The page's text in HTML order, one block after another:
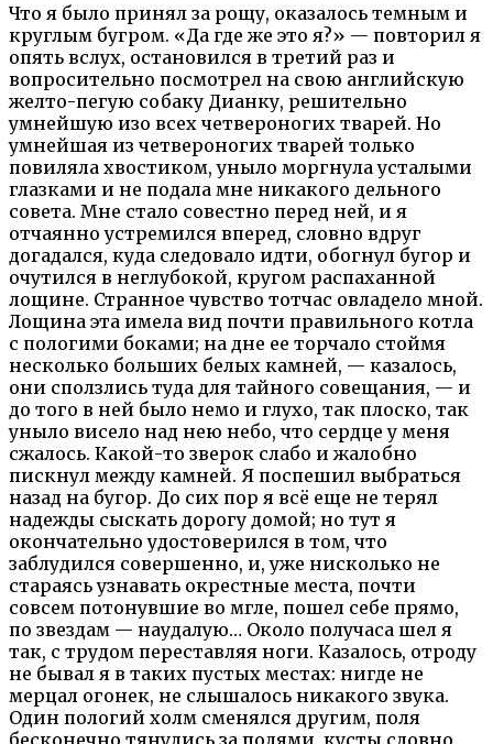
Что я было принял за рощу, оказалось темным и
круглым бугром. «Да где же это я?» — повторил я
опять вслух, остановился в третий раз и
вопросительно посмотрел на свою английскую
желто-пегую собаку Дианку, решительно
умнейшую изо всех четвероногих тварей. Но
умнейшая из четвероногих тварей только
повиляла хвостиком, уныло моргнула усталыми
глазками и не подала мне никакого дельного
совета. Мне стало совестно перед ней, и я
отчаянно устремился вперед, словно вдруг
догадался, куда следовало идти, обогнул бугор и
очутился в неглубокой, кругом распаханной
лощине. Странное чувство тотчас овладело мной.
Лощина эта имела вид почти правильного котла
с пологими боками; на дне ее торчало стоймя
несколько больших белых камней, — казалось,
они сползлись туда для тайного совещания, — и
до того в ней было немо и глухо, так плоско, так
уныло висело над нею небо, что сердце у меня
сжалось. Какой-то зверок слабо и жалобно
пискнул между камней. Я поспешил выбраться
назад на бугор. До сих пор я всё еще не терял
надежды сыскать дорогу домой; но тут я
окончательно удостоверился в том, что
заблудился совершенно, и, уже нисколько не
стараясь узнавать окрестные места, почти
совсем потонувшие во мгле, пошел себе прямо,
по звездам — наудалую… Около получаса шел я
так, с трудом переставляя ноги. Казалось, отроду
не бывал я в таких пустых местах: нигде не
мерцал огонек, не слышалось никакого звука.
Один пологий холм сменялся другим, поля
бесконечно тянулись за полями, кусты словно